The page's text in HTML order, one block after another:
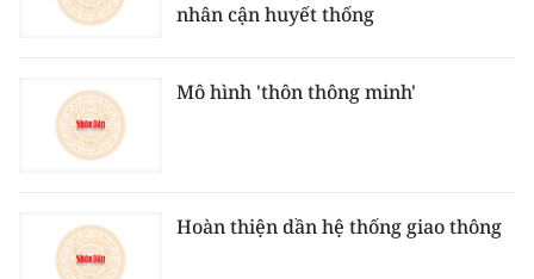
ĐỌC BÁO IN
ENGLISH
FRANÇAIS
nhân cận huyết thống
Mô hình 'thôn thông minh'
Hoàn thiện dần hệ thống giao thông